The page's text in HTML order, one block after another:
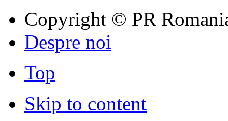
Copyright © PR
Despre noi
Top
Skip to content